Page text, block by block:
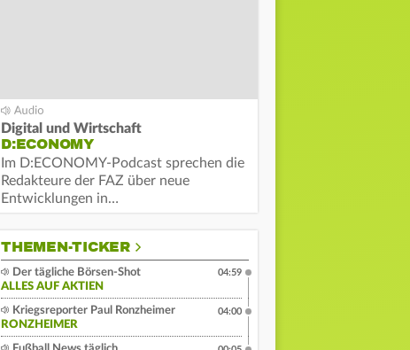
Digital und Wirtschaft
D:ECONOMY
Im D:ECONOMY-Podcast sprechen die
Redakteure der FAZ über neue
Entwicklungen in…
THEMEN-TICKER
Der tägliche Börsen-Shot
ALLES AUF AKTIEN
04:59
Kriegsreporter Paul Ronzheimer
RONZHEIMER
04:00